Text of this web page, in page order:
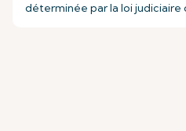
déterminée par la loi judiciaire